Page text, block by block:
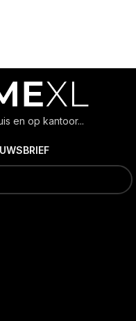
en op kantoor...